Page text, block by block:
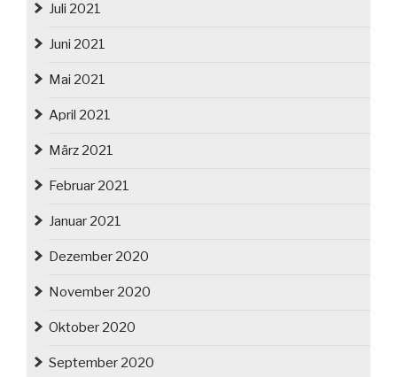
Juli 2021
Juni 2021
Mai 2021
April 2021
März 2021
Februar 2021
Januar 2021
Dezember 2020
November 2020
Oktober 2020
September 2020